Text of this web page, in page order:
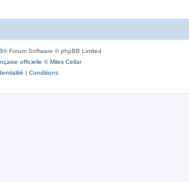
® Forum Software © phpBB Limited
officielle ©Miles Cellar
| Conditions